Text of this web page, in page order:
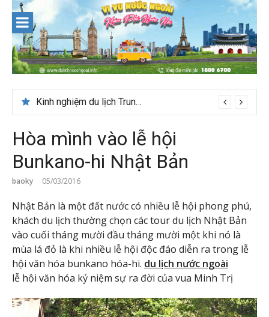
content
Kinh nghiệm du lịch Trung Á lần đầu cho khách Việt
Du lịch Maldives – Lần đầu nên đi đâu, chơi gì?
Hòa mình vào lễ hội
Bunkano-hi Nhật Bản
baoky 05/03/2016
Nhật Bản là một đất nước có nhiều lễ hội phong phú,
khách du lịch thường chọn các tour du lịch Nhật Bản
vào cuối tháng mười đầu tháng mười một khi nó là
mùa lá đỏ là khi nhiều lễ hội độc đáo diễn ra trong lễ
hội văn hóa bunkano hóa-hi. du lịch nước ngoài
lễ hội văn hóa kỷ niệm sự ra đời của vua Minh Trị